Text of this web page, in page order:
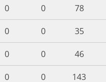
0 0
78
0 0
35
0 0
46
0 0 143